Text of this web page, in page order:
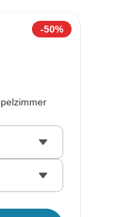
-50%